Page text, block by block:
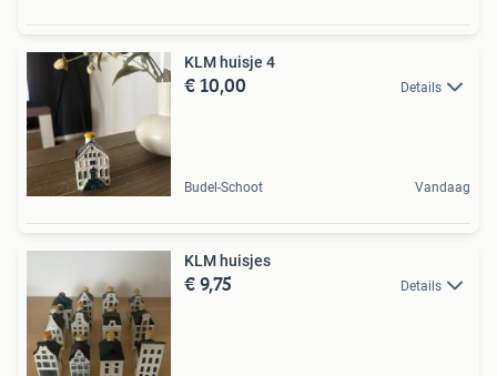
KLM huisje 4
€ 10,00 Details
Budel-Schoot Vandaag
KLM huisjes
€ 9,75 Details